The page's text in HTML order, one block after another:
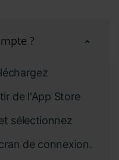
?
de l'App Store
sélectionnez
de connexion.